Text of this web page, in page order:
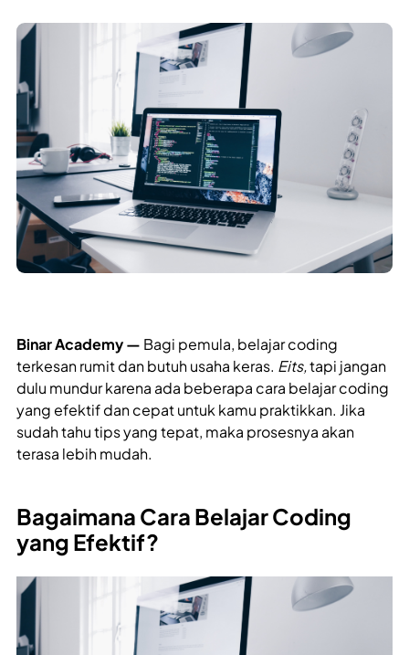
Binar Academy — Bagi pemula, belajar coding
terkesan rumit dan butuh usaha keras. Eits,tapi jangan
dulu mundur karena ada beberapa cara belajar coding
yang efektif dan cepat untuk kamu praktikkan. Jika
sudah tahu tips yang tepat, maka prosesnya akan
terasa lebih mudah.
Bagaimana Cara Belajar Coding
yang Efektif?